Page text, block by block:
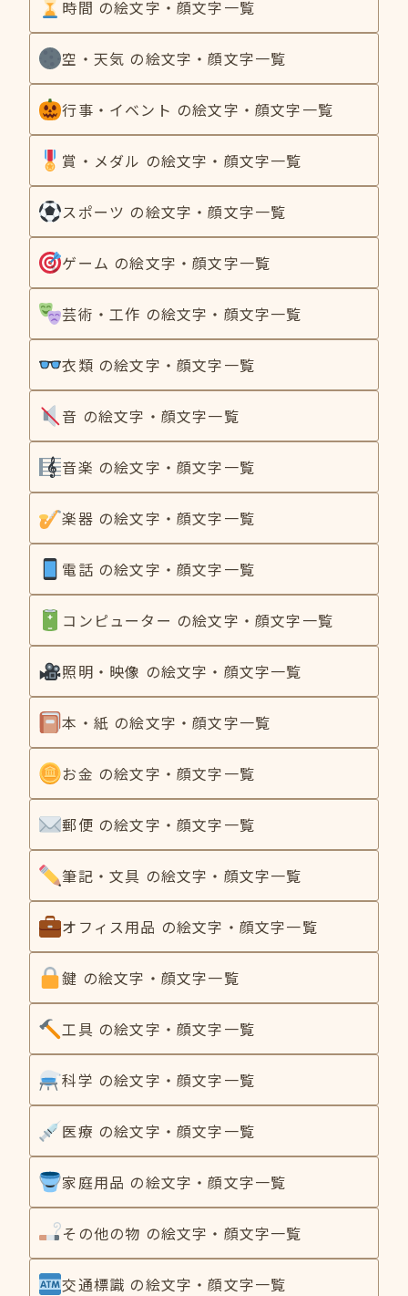
時間 の絵文字・顔文字一覧
空・天気 の絵文字・顔文字一覧
行事・イベント の絵文字・顔文字一覧
賞・メダル の絵文字・顔文字一覧
スポーツ の絵文字・顔文字一覧
ゲーム の絵文字・顔文字一覧
芸術・工作 の絵文字・顔文字一覧
衣類 の絵文字・顔文字一覧
音 の絵文字・顔文字一覧
音楽 の絵文字・顔文字一覧
楽器 の絵文字・顔文字一覧
電話 の絵文字・顔文字一覧
コンピューター の絵文字・顔文字一覧
照明・映像 の絵文字・顔文字一覧
本・紙 の絵文字・顔文字一覧
お金 の絵文字・顔文字一覧
郵便 の絵文字・顔文字一覧
筆記・文具 の絵文字・顔文字一覧
オフィス用品 の絵文字・顔文字一覧
鍵 の絵文字・顔文字一覧
工具 の絵文字・顔文字一覧
科学 の絵文字・顔文字一覧
医療 の絵文字・顔文字一覧
家庭用品 の絵文字・顔文字一覧
その他の物 の絵文字・顔文字一覧
交通標識 の絵文字・顔文字一覧